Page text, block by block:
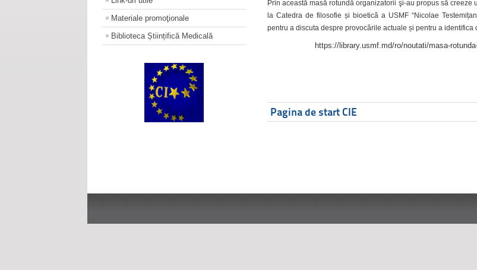
Materiale promoţionale
Biblioteca Științifică Medicală
Prin această masă rotundă organizatorii şi-au propus să
la Catedra de filosofie și bioetică a USMF “Nicolae
pentru a discuta despre provocările actuale și pentru a
https://library.usmf.md/ro/noutati/masa-
Pagina de start CIE